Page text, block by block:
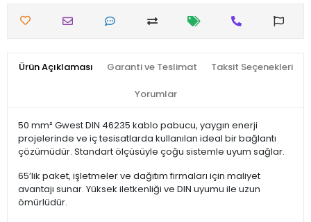
Ürün Açıklaması Garanti ve Teslimat Taksit Seçenekleri
Yorumlar
50 mm² Gwest DIN 46235 kablo pabucu, yaygın enerji
projelerinde ve iç tesisatlarda kullanılan ideal bir bağlantı
çözümüdür. Standart ölçüsüyle çoğu sistemle uyum sağlar.
65’lik paket, işletmeler ve dağıtım firmaları için maliyet
avantajı sunar. Yüksek iletkenliği ve DIN uyumu ile uzun
ömürlüdür.